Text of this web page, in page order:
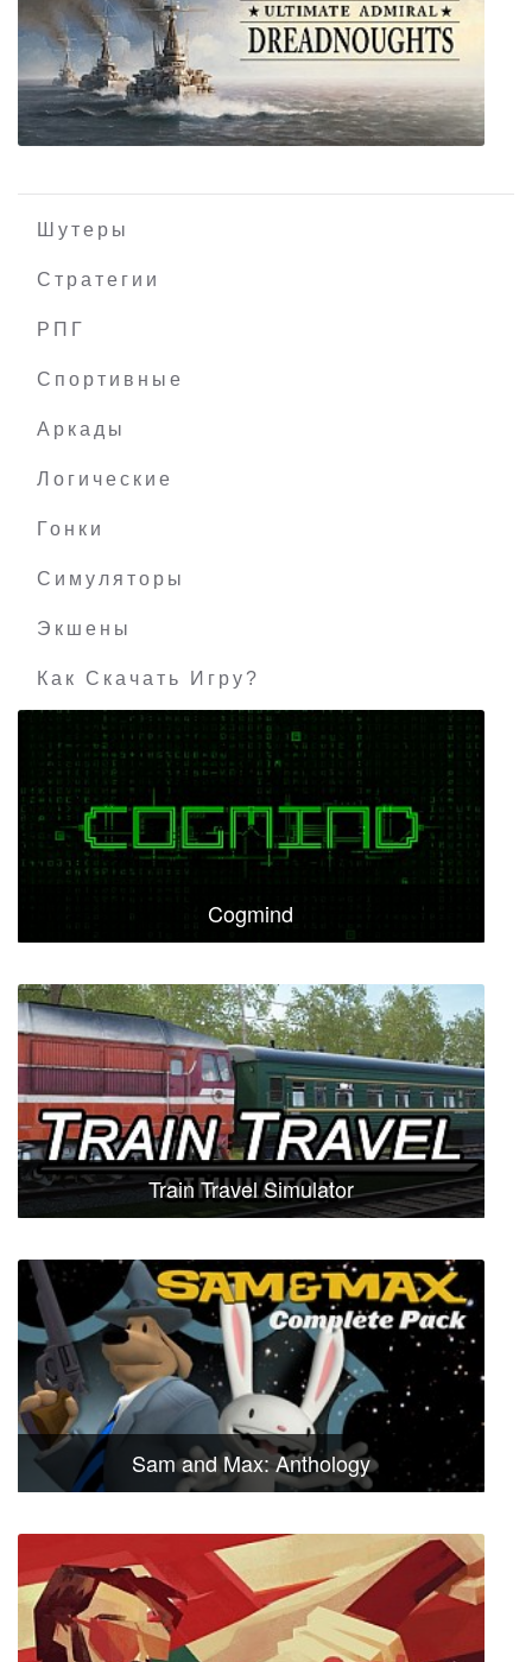
Starcraft Expansion Set
Шутеры
Стратегии
РПГ
Спортивные
Аркады
Логические
Гонки
Симуляторы
Экшены
Как Скачать Игру?
Cogmind
Train Travel Simulator
Sam and Max: Anthology